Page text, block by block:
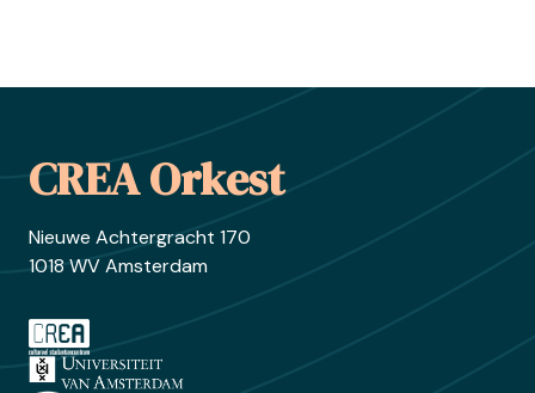
Footer
CREA Orkest
Nieuwe Achtergracht 170
1018 WV Amsterdam